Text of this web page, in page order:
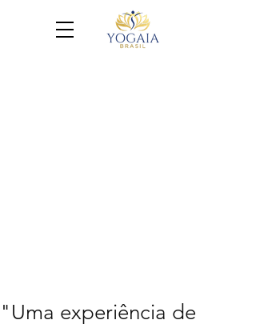
"Uma experiência de